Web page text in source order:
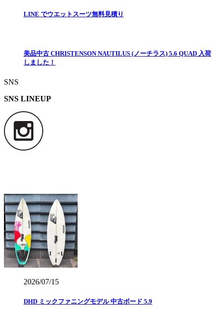
LINE でウエットスーツ無料見積り
美品中古 CHRISTENSON NAUTILUS (ノーチラス) 5.6 QUAD 入荷
しました！
SNS
SNS LINEUP
2026/07/15
DHD ミックファニングモデル 中古ボード 5.9